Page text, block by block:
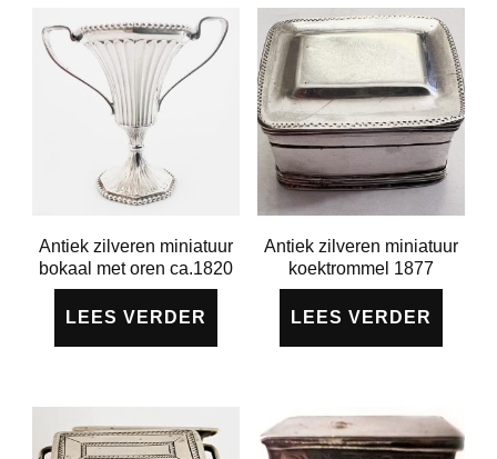
Antiek zilveren miniatuur
bokaal met oren ca.1820
LEES VERDER
Antiek zilveren miniatuur
koektrommel 1877
LEES VERDER